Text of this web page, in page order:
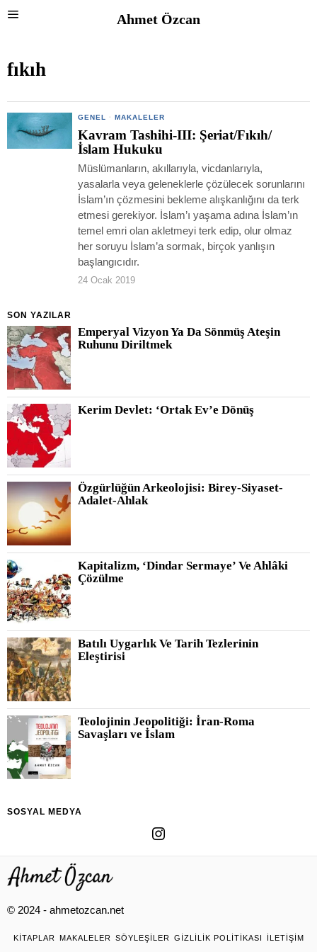
Ahmet Özcan
fıkıh
GENEL · MAKALELER
Kavram Tashihi-III: Şeriat/Fıkıh/
İslam Hukuku
Müslümanların, akıllarıyla, vicdanlarıyla,
yasalarla veya geleneklerle çözülecek sorunlarını
İslam’ın çözmesini bekleme alışkanlığını da terk
etmesi gerekiyor. İslam’ı yaşama adına İslam’ın
temel emri olan akletmeyi terk edip, olur olmaz
her soruyu İslam’a sormak, birçok yanlışın
başlangıcıdır.
24 Ocak 2019
SON YAZILAR
Emperyal Vizyon Ya Da Sönmüş Ateşin
Ruhunu Diriltmek
Kerim Devlet: ‘Ortak Ev’e Dönüş
Özgürlüğün Arkeolojisi: Birey-Siyaset-
Adalet-Ahlak
Kapitalizm, ‘Dindar Sermaye’ Ve Ahlâki
Çözülme
Batılı Uygarlık Ve Tarih Tezlerinin
Eleştirisi
Teolojinin Jeopolitiği: İran-Roma
Savaşları ve İslam
SOSYAL MEDYA
© 2024 - ahmetozcan.net
KITAPLAR MAKALELER SÖYLEŞILER GIZLILIK POLITIKASI İLETIŞIM